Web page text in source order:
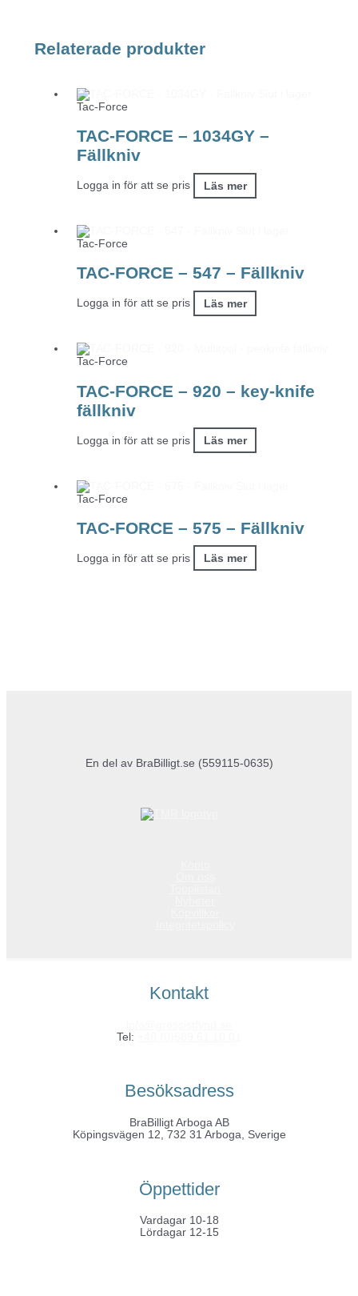
Relaterade produkter
Tac-Force
TAC-FORCE – 1034GY –
Fällkniv
Logga in för att se pris Läs mer
Tac-Force
TAC-FORCE – 547 – Fällkniv
Logga in för att se pris Läs mer
Tac-Force
TAC-FORCE – 920 – key-knife
fällkniv
Logga in för att se pris Läs mer
Tac-Force
TAC-FORCE – 575 – Fällkniv
Logga in för att se pris Läs mer
En del av BraBilligt.se (559115-0635)
Kontakt
Tel:
Besöksadress
BraBilligt Arboga AB
Köpingsvägen 12, 732 31 Arboga, Sverige
Öppettider
Vardagar 10-18
Lördagar 12-15